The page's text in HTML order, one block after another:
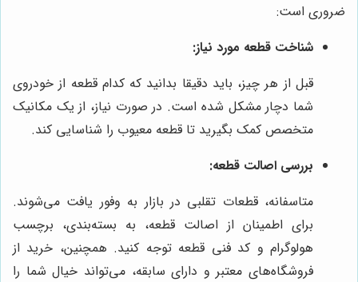
ضروری است:
شناخت قطعه مورد نیاز:
قبل از هر چیز، باید دقیقا بدانید که کدام قطعه از خودروی
شما دچار مشکل شده است. در صورت نیاز، از یک مکانیک
متخصص کمک بگیرید تا قطعه معیوب را شناسایی کند.
بررسی اصالت قطعه:
متاسفانه، قطعات تقلبی در بازار به وفور یافت می‌شوند.
برای اطمینان از اصالت قطعه، به بسته‌بندی، برچسب
هولوگرام و کد فنی قطعه توجه کنید. همچنین، خرید از
فروشگاه‌های معتبر و دارای سابقه، می‌تواند خیال شما را